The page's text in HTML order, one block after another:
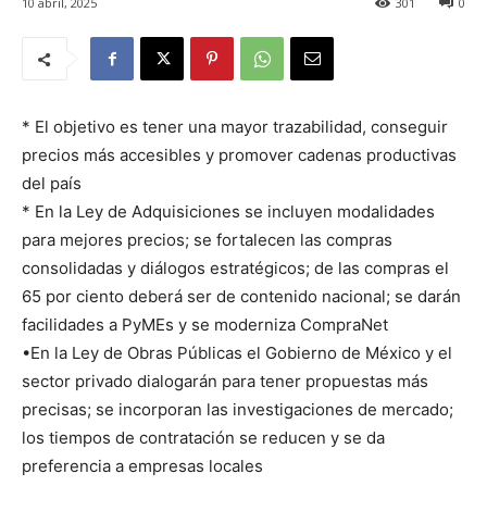
* El objetivo es tener una mayor trazabilidad, conseguir
precios más accesibles y promover cadenas productivas
del país
* En la Ley de Adquisiciones se incluyen modalidades
para mejores precios; se fortalecen las compras
consolidadas y diálogos estratégicos; de las compras el
65 por ciento deberá ser de contenido nacional; se darán
facilidades a PyMEs y se moderniza CompraNet
•En la Ley de Obras Públicas el Gobierno de México y el
sector privado dialogarán para tener propuestas más
precisas; se incorporan las investigaciones de mercado;
los tiempos de contratación se reducen y se da
preferencia a empresas locales